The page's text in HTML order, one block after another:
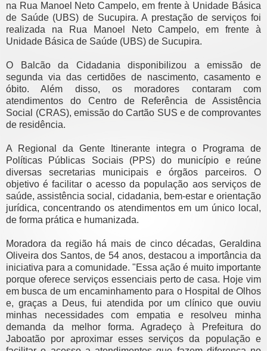
na Rua Manoel Neto Campelo, em frente à Unidade Básica
de Saúde (UBS) de Sucupira. A prestação de serviços foi
realizada na Rua Manoel Neto Campelo, em frente à
Unidade Básica de Saúde (UBS) de Sucupira.
O Balcão da Cidadania disponibilizou a emissão de
segunda via das certidões de nascimento, casamento e
óbito. Além disso, os moradores contaram com
atendimentos do Centro de Referência de Assistência
Social (CRAS), emissão do Cartão SUS e de comprovantes
de residência.
A Regional da Gente Itinerante integra o Programa de
Políticas Públicas Sociais (PPS) do município e reúne
diversas secretarias municipais e órgãos parceiros. O
objetivo é facilitar o acesso da população aos serviços de
saúde, assistência social, cidadania, bem-estar e orientação
jurídica, concentrando os atendimentos em um único local,
de forma prática e humanizada.
Moradora da região há mais de cinco décadas, Geraldina
Oliveira dos Santos, de 54 anos, destacou a importância da
iniciativa para a comunidade. "Essa ação é muito importante
porque oferece serviços essenciais perto de casa. Hoje vim
em busca de um encaminhamento para o Hospital de Olhos
e, graças a Deus, fui atendida por um clínico que ouviu
minhas necessidades com empatia e resolveu minha
demanda da melhor forma. Agradeço à Prefeitura do
Jaboatão por aproximar esses serviços da população e